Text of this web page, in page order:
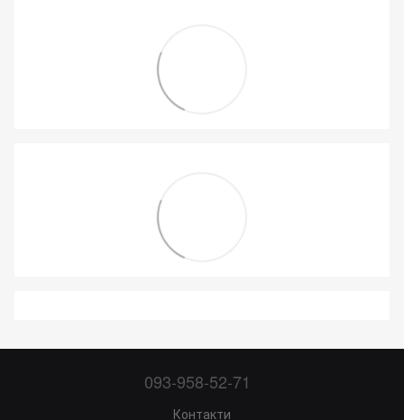
093-958-52-71
Контакти